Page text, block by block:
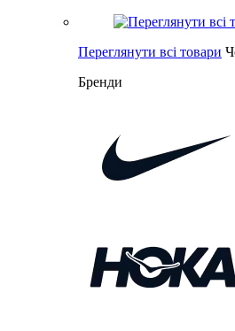
Переглянути всі товари
Бренди